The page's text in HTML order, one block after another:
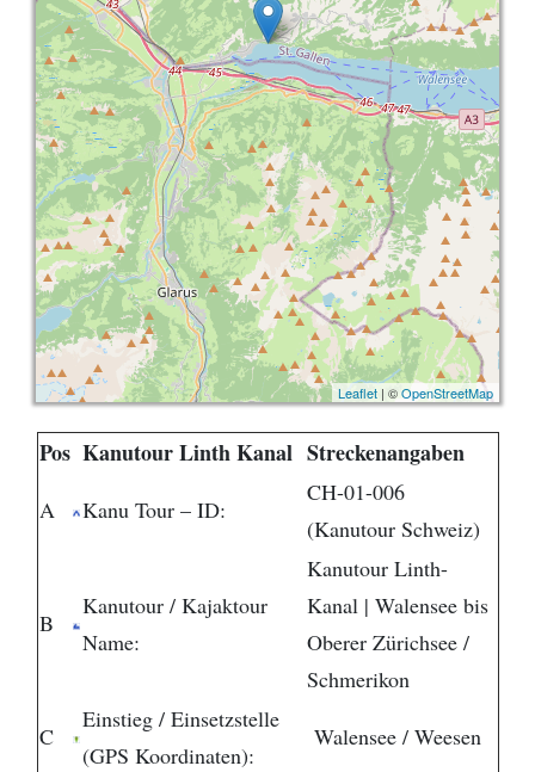
Leaflet | ©OpenStreetMap
Pos Kanutour Linth Kanal Streckenangaben
A Kanu Tour – ID:
CH-01-006
(Kanutour Schweiz)
B
Kanutour / Kajaktour
Name:
Kanutour Linth-
Kanal | Walensee bis
Oberer Zürichsee /
Schmerikon
C
Einstieg / Einsetzstelle
(GPS Koordinaten):
Walensee / Weesen
Provinz Bohuslän
Provinz Västergötland
Provinz Östergötland
Provinz Småland
Provinz Halland
Provinz Blekinge
Provinz Skåne